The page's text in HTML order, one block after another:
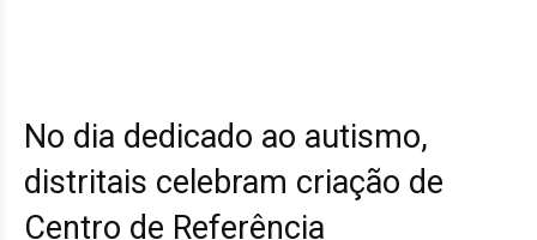
No dia dedicado ao autismo,
distritais celebram criação de
Centro de Referência